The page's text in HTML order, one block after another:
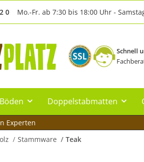
0 Mo.-Fr. ab 7:30 bis 18:00 Uhr -
Schnell
Böden Doppelstabmatten
Experten
Stammware Teak